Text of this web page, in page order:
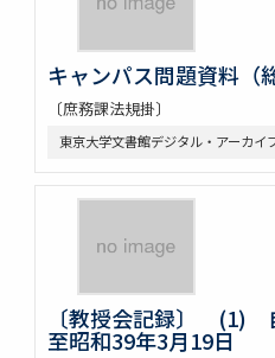
キャンパス問題資料（
〔庶務課法規掛〕
東京大学文書館デジタル・アーカイ
〔教授会記録〕 (1)
至昭和39年3月19日